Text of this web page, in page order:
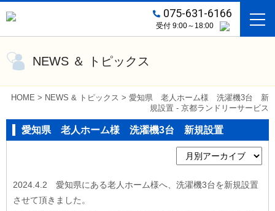
075-631-6166
受付 9:00～18:00
NEWS ＆ トピックス
HOME > NEWS & トピックス > 愛知県 老人ホーム様 洗濯機3台 新
規設置 - 京都ランドリーサービス
愛知県 老人ホーム様 洗濯機3台 新規設置
2024.4.2 愛知県にある老人ホーム様へ、洗濯機3台を新規設置
させて頂きました。